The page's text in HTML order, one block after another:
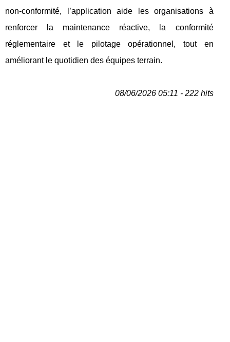
non‑conformité, l’application aide les organisations à
renforcer la maintenance réactive, la conformité
réglementaire et le pilotage opérationnel, tout en
améliorant le quotidien des équipes terrain.
08/06/2026 05:11 - 222 hits